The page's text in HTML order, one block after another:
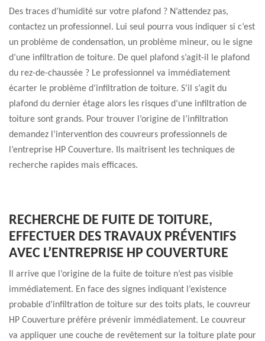
Des traces d’humidité sur votre plafond ? N’attendez pas,
contactez un professionnel. Lui seul pourra vous indiquer si c’est
un problème de condensation, un problème mineur, ou le signe
d’une infiltration de toiture. De quel plafond s’agit-il le plafond
du rez-de-chaussée ? Le professionnel va immédiatement
écarter le problème d’infiltration de toiture. S’il s’agit du
plafond du dernier étage alors les risques d’une infiltration de
toiture sont grands. Pour trouver l’origine de l’infiltration
demandez l’intervention des couvreurs professionnels de
l’entreprise HP Couverture. Ils maitrisent les techniques de
recherche rapides mais efficaces.
RECHERCHE DE FUITE DE TOITURE,
EFFECTUER DES TRAVAUX PRÉVENTIFS
AVEC L’ENTREPRISE HP COUVERTURE
Il arrive que l’origine de la fuite de toiture n’est pas visible
immédiatement. En face des signes indiquant l’existence
probable d’infiltration de toiture sur des toits plats, le couvreur
HP Couverture préfère prévenir immédiatement. Le couvreur
va appliquer une couche de revêtement sur la toiture plate pour